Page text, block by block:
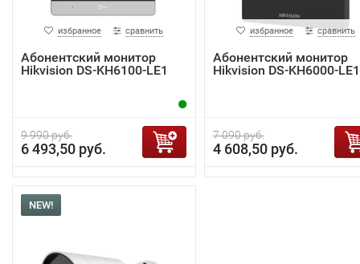
избранное сравнить
Абонентский монитор
Hikvision DS-KH6100-LE1
9 990 руб.
6 493,50 руб.
избранное сравнить
Абонентский монитор
Hikvision DS-KH6000-LE1
7 090 руб.
4 608,50 руб.
NEW!